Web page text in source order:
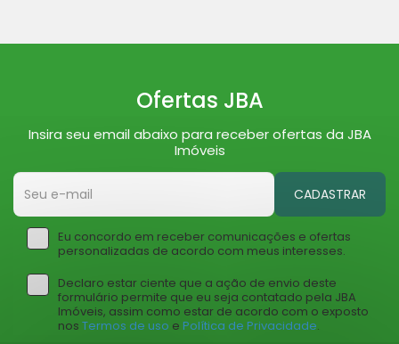
Ofertas JBA
Insira seu email abaixo para receber ofertas da JBA
Imóveis
CADASTRAR
Eu concordo em receber comunicações e ofertas
personalizadas de acordo com meus interesses.
Declaro estar ciente que a ação de envio deste
formulário permite que eu seja contatado pela JBA
Imóveis, assim como estar de acordo com o exposto
nos Termos de uso e Política de Privacidade.